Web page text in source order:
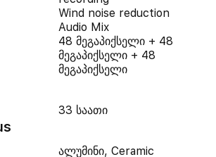
Wind noise reduction
Audio Mix
48 მეგაპიქსელი + 48
მეგაპიქსელი + 48
მეგაპიქსელი
33 საათი
ალუმინი, Ceramic